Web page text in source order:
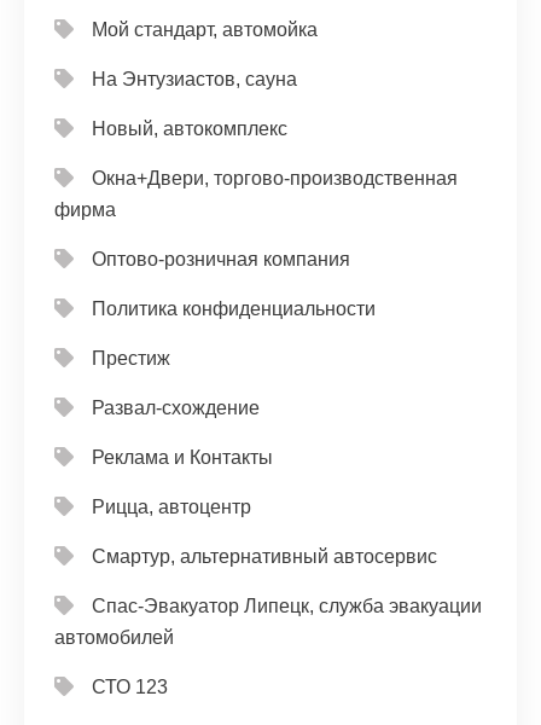
Мой стандарт, автомойка
На Энтузиастов, сауна
Новый, автокомплекс
Окна+Двери, торгово-производственная
фирма
Оптово-розничная компания
Политика конфиденциальности
Престиж
Развал-схождение
Реклама и Контакты
Рицца, автоцентр
Смартур, альтернативный автосервис
Спас-Эвакуатор Липецк, служба эвакуации
автомобилей
СТО 123